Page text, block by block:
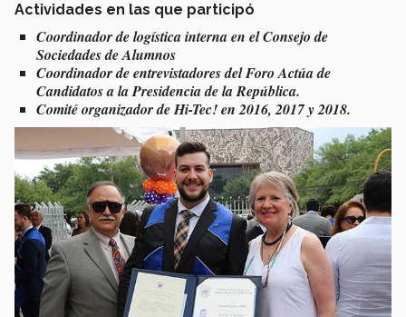
Actividades en las que participó
Coordinador de logística interna en el Consejo de
Sociedades de Alumnos
Coordinador de entrevistadores del Foro Actúa de
Candidatos a la Presidencia de la República.
Comité organizador de Hi-Tec! en 2016, 2017 y 2018.